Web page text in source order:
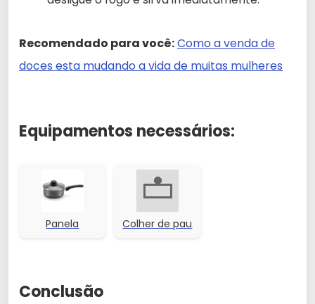
Recomendado para você:Como a venda de
doces esta mudando a vida de muitas mulheres
Equipamentos necessários:
Panela Colher de pau
Conclusão